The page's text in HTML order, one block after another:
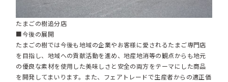
たまごの樹追分店
■今後の展開
たまごの樹では今後も地域の企業やお客様に愛されるたまご専門店
を目指し、地域への貢献活動を進め、地産地消等の観点からも地元
の優良な素材を使用した美味しさと安全の両方をテーマにした商品
を開発してまいります。また、フェアトレードで生産者からの適正価